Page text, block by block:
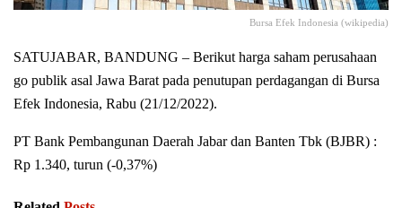
Bursa Efek Indonesia (wikipedia)
SATUJABAR, BANDUNG – Berikut harga saham perusahaan
go publik asal Jawa Barat pada penutupan perdagangan di Bursa
Efek Indonesia, Rabu (21/12/2022).
PT Bank Pembangunan Daerah Jabar dan Banten Tbk (BJBR) :
Rp 1.340, turun (-0,37%)